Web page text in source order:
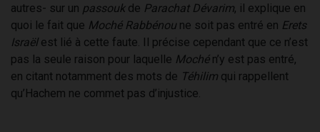
autres- sur un passouk de Parachat Dévarim, il explique en
quoi le fait que Moché Rabbénou ne soit pas entré en Erets
Israëlest lié à cette faute. Il précise cependant que ce n’est
pas la seule raison pour laquelle Mochén’y est pas entré,
en citant notamment des mots de Téhilim qui rappellent
qu’Hachem ne commet pas d’injustice.